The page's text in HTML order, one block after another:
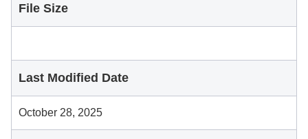
File Size
Last Modified Date
October 28, 2025